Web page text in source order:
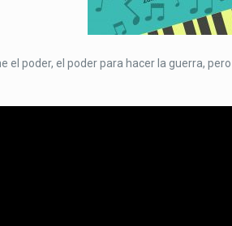
el poder, el poder para hacer la guerra,